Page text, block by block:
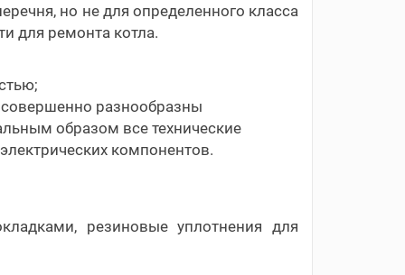
но не для определенного класса
для ремонта котла.
разнообразны
образом все технические
компонентов.
резиновые уплотнения для